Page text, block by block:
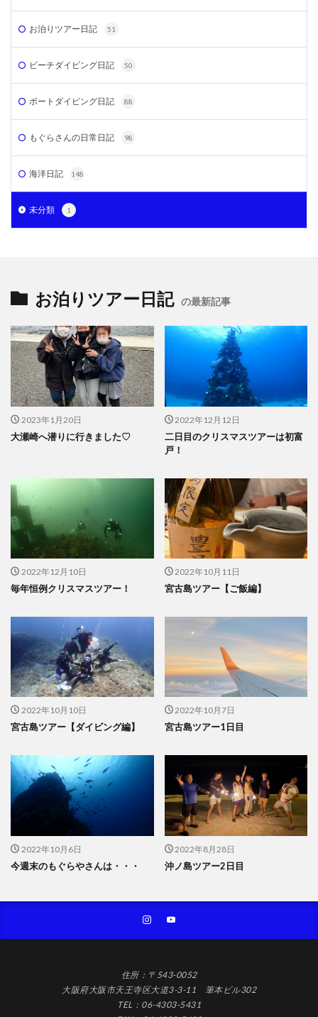
お泊りツアー日記 51
ビーチダイビング日記 50
ボートダイビング日記 88
もぐらさんの日常日記 98
海洋日記 148
未分類 1
お泊りツアー日記 の最新記事
2023年1月20日
大瀬崎へ潜りに行きました♡
2022年12月12日
二日目のクリスマスツアーは初富
戸！
2022年12月10日
毎年恒例クリスマスツアー！
2022年10月11日
宮古島ツアー【ご飯編】
2022年10月10日
宮古島ツアー【ダイビング編】
2022年10月7日
宮古島ツアー1日目
2022年10月6日
今週末のもぐらやさんは・・・
2022年8月28日
沖ノ島ツアー2日目
住所：〒543-0052
大阪府大阪市天王寺区大道3-3-11 筆本ビル302
TEL：06-4303-5431